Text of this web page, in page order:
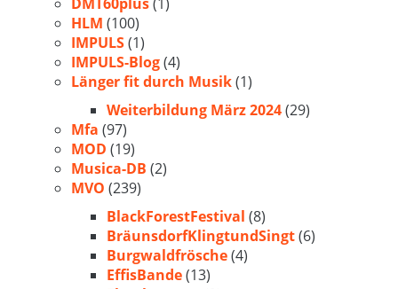
HLM (100)
IMPULS(1)
IMPULS-Blog(4)
Länger fit durch Musik(1)
Weiterbildung März 2024(29)
Mfa (97)
MOD (19)
Musica-DB (2)
MVO (239)
BlackForestFestival (8)
BräunsdorfKlingtundSingt(6)
Burgwaldfrösche(4)
EffisBande(13)